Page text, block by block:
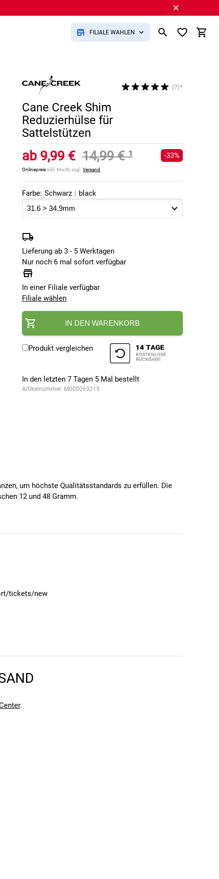
FILIALE WÄHLEN
(7)*
Cane Creek Shim
Reduzierhülse für
Sattelstützen
ab 9,99 € 14,99 €¹
Onlinepreisinkl. MwSt, zzgl.Versand
-33%
Farbe: Schwarz | black
Lieferung ab 3 - 5 Werktagen
Nur noch 6 mal sofort verfügbar
In einer Filiale verfügbar
Filiale wählen
IN DEN WARENKORB
Produkt vergleichen
In den letzten 7 Tagen 5 Mal bestellt
Artikelnummer: M000069215
um höchste Qualitätsstandards zu erfüllen. Die
12 und 48 Gramm.
tickets/new
kann. Einen Fehler gefunden?
.